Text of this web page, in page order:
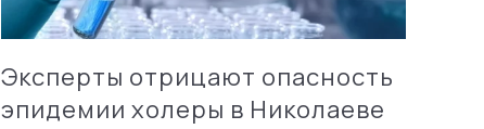
Эксперты отрицают опасность
эпидемии холеры в Николаеве